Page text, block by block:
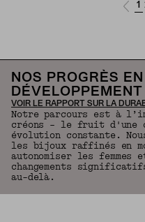
1
NOS PROGRÈS
VOIR LE RAPPORT SUR LA
Notre parcours est à
créons – le fruit d'une
évolution constante.
les bijoux raffinés en
autonomiser les femmes
changements
au-delà.